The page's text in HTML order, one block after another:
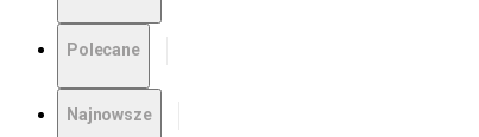
Polecane
Najnowsze